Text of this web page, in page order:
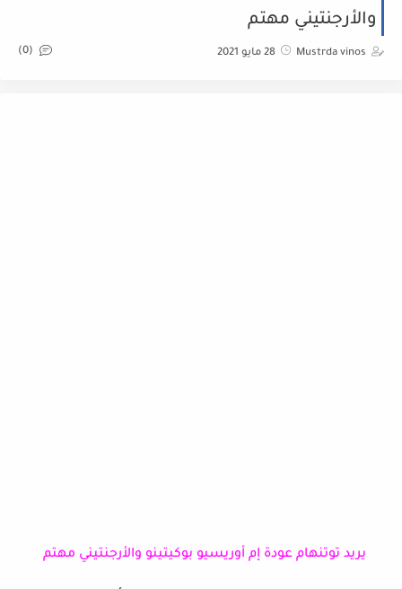
والأرجنتيني مهتم
Mustrda vinos 28 مايو 2021 (0)
يريد توتنهام عودة إم أوريسيو بوكيتينو والأرجنتيني مهتم